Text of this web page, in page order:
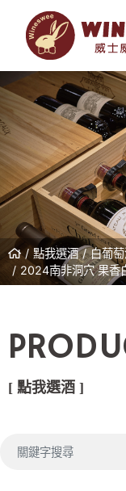
點我選酒 白葡
2024南非洞穴 果香
[ 點我選酒 ]